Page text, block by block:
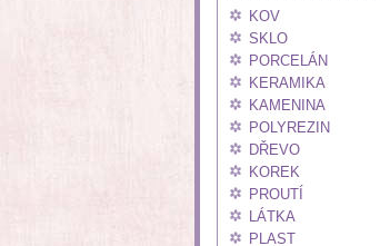
KOV
SKLO
PORCELÁN
KERAMIKA
KAMENINA
POLYREZIN
DŘEVO
KOREK
PROUTÍ
LÁTKA
PLAST